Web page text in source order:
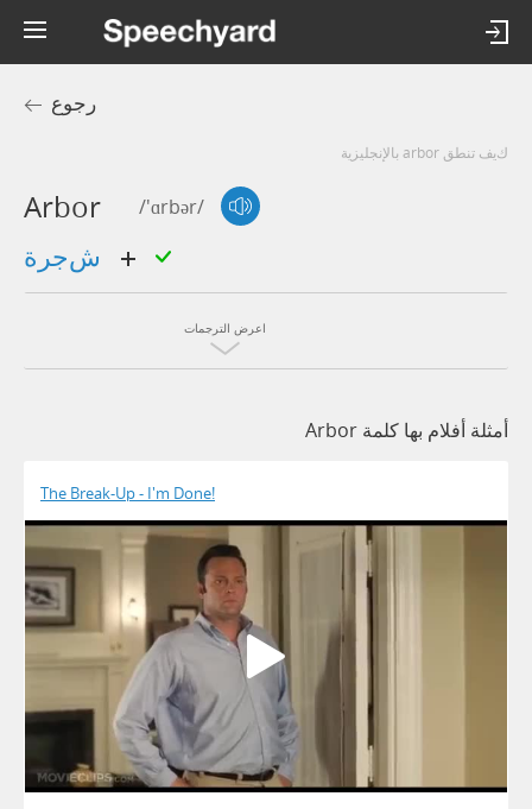
رجوع
كيف تنطق arbor بالإنجليزية
Arbor /'ɑrbər/
اعرض الترجمات
أمثلة أفلام بها كلمة Arbor
The Break-Up - I'm Done!